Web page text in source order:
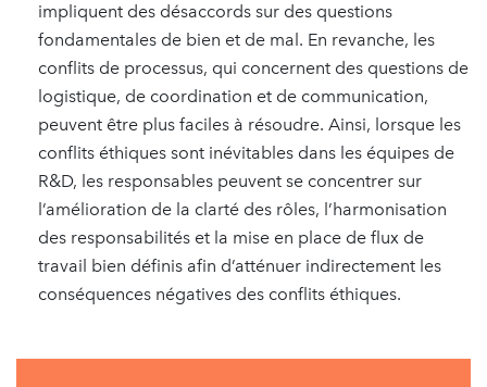
impliquent des désaccords sur des questions
fondamentales de bien et de mal. En revanche, les
conflits de processus, qui concernent des questions de
logistique, de coordination et de communication,
peuvent être plus faciles à résoudre. Ainsi, lorsque les
conflits éthiques sont inévitables dans les équipes de
R&D, les responsables peuvent se concentrer sur
l’amélioration de la clarté des rôles, l’harmonisation
des responsabilités et la mise en place de flux de
travail bien définis afin d’atténuer indirectement les
conséquences négatives des conflits éthiques.